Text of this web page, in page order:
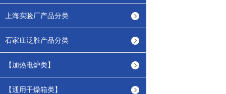
上海实验厂产品分类
石家庄泛胜产品分类
【加热电炉类】
【通用干燥箱类】